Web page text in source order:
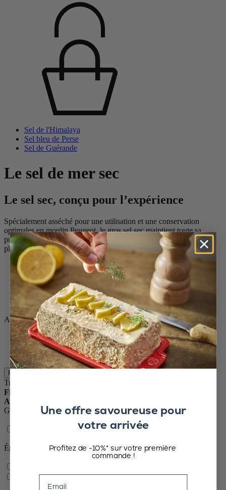
Sel de l'Himalaya
Sel bleu de Perse
Sel de Guérande
Le sel de mer sec
Le sel sec, conçu pour l’expérience
Spécialement asséché pour une utilisation et une conservation
optimales en moulin Peugeot, le gros sel sec maintient toute sa
puissance saline, ses arômes et sa fraîcheur pour sublimer tous vos
plats.
Accueil
Saveurs d'épices
Epices
Sel sec
Affichage :
30
60
120
Filtres
Trier par
Filtrer par
Affiner les options
Gamme de produits
Épice
Sel sec
Une offre savoureuse pour
votre arrivée
Profitez de -10%* sur votre première
commande !